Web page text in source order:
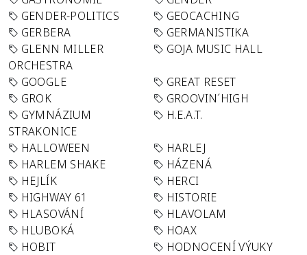
GENDER-POLITICS
GEOCACHING
GERBERA
GERMANISTIKA
GLENN MILLER
ORCHESTRA
GOJA MUSIC HALL
GOOGLE
GREAT RESET
GROK
GROOVIN´HIGH
GYMNÁZIUM
STRAKONICE
H.E.A.T.
HALLOWEEN
HARLEJ
HARLEM SHAKE
HÁZENÁ
HEJLÍK
HERCI
HIGHWAY 61
HISTORIE
HLASOVÁNÍ
HLAVOLAM
HLUBOKÁ
HOAX
HOBIT
HODNOCENÍ VÝUKY